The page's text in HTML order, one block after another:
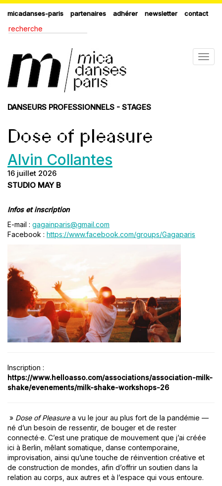
micadanses-paris partenaires adhérer newsletter contact
DANSEURS PROFESSIONNELS - STAGES
Dose of pleasure
Alvin Collantes
16 juillet 2026
STUDIO MAY B
Infos et inscription
E-mail : gagainparis@gmail.com
Facebook : https://www.facebook.com/groups/Gagaparis
Inscription :
https://www.helloasso.com/associations/association-milk-
shake/evenements/milk-shake-workshops-26
» Dose of Pleasurea vu le jour au plus fort de la pandémie —
né d’un besoin de ressentir, de bouger et de rester
connecté·e. C’est une pratique de mouvement que j’ai créée
ici à Berlin, mêlant somatique, danse contemporaine,
improvisation, ainsi qu’une touche de réinvention créative et
de construction de mondes, afin d’offrir un soutien dans la
relation au corps, aux autres et à l’espace qui vous entoure.